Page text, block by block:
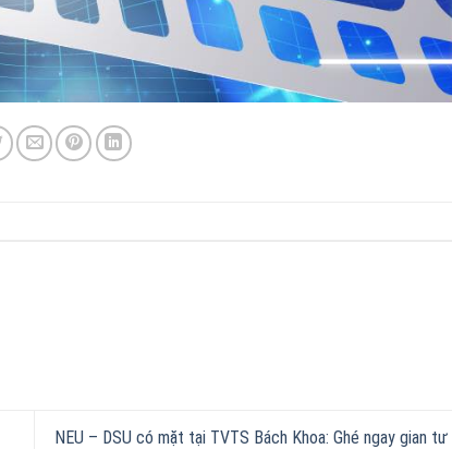
NEU – DSU có mặt tại TVTS Bách Khoa: Ghé ngay gian